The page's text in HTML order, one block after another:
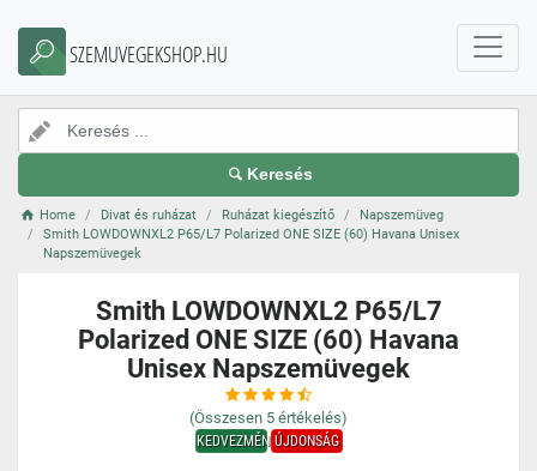
SZEMUVEGEKSHOP.HU
Keresés
Home Divat és ruházat Ruházat kiegészítő
Napszemüveg
Smith LOWDOWNXL2 P65/L7 Polarized ONE SIZE (60) Havana Unisex
Napszemüvegek
Smith LOWDOWNXL2 P65/L7
Polarized ONE SIZE (60) Havana
Unisex Napszemüvegek
(Összesen 5 értékelés)
KEDVEZMÉNYÚJDONSÁG